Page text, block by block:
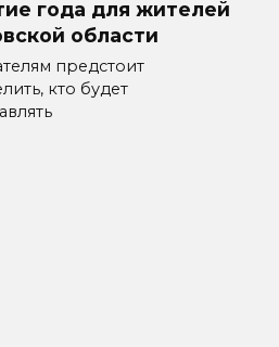
года для жителей
области
предстоит
кто будет